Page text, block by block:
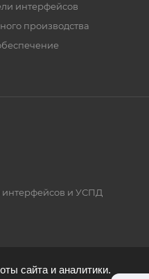
интерфейсов
производства
и УСПД
сайта и аналитики.